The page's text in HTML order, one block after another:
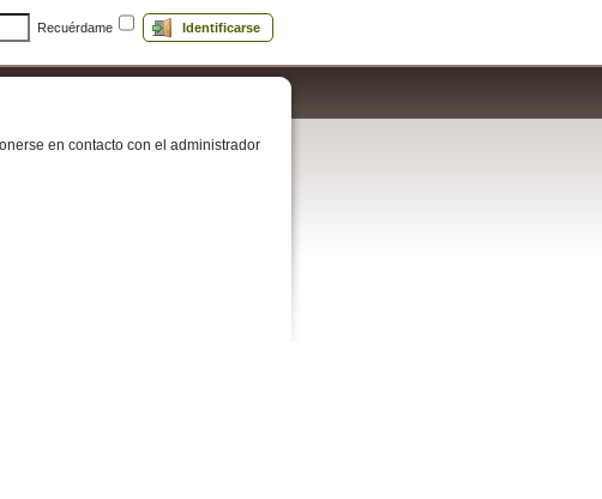
Recuérdame Identificarse
en contacto con el administrador